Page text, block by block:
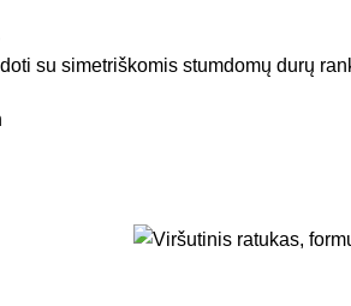
su simetriškomis stumdomų durų